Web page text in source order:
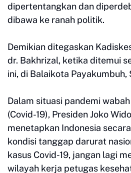
dipertentangkan dan
dibawa ke ranah politik.
Demikian ditegaskan
dr. Bakhrizal, ketika ditemui
ini, di Balaikota Payakumbuh,
Dalam situasi pandemi
(Covid-19), Presiden Joko
menetapkan Indonesia
kondisi tanggap darurat
kasus Covid-19, jangan lagi
wilayah kerja petugas